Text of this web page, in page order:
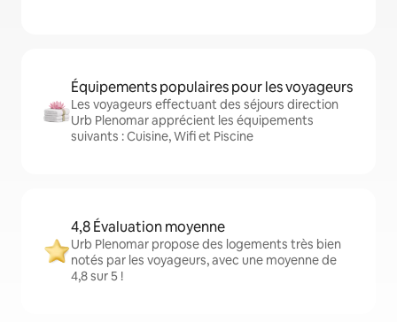
Équipements populaires pour les voyageurs
Les voyageurs effectuant des séjours direction
Urb Plenomar apprécient les équipements
suivants : Cuisine, Wifi et Piscine
4,8 Évaluation moyenne
Urb Plenomar propose des logements très bien
notés par les voyageurs, avec une moyenne de
4,8 sur 5 !